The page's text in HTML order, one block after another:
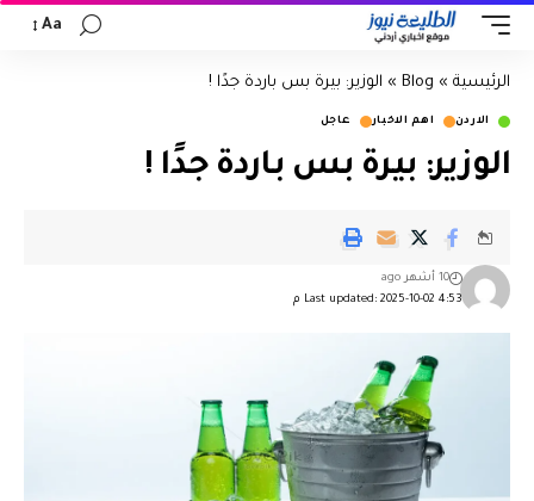
Aa
الرئيسية »
Blog
» الوزير: بيرة بس باردة جدًا !
الاردن اهم الاخبار عاجل
الوزير: بيرة بس باردة جدًا !
Last updated: 2025-10-02 4:53 م
10 أشهر ago